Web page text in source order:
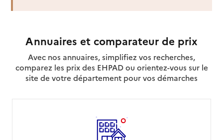
Annuaires et comparateur de prix
Avec nos annuaires, simplifiez vos recherches,
comparez les prix des EHPAD ou orientez-vous sur le
site de votre département pour vos démarches